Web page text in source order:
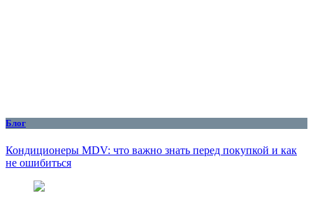
Блог
Кондиционеры MDV: что важно знать перед покупкой и как
не ошибиться